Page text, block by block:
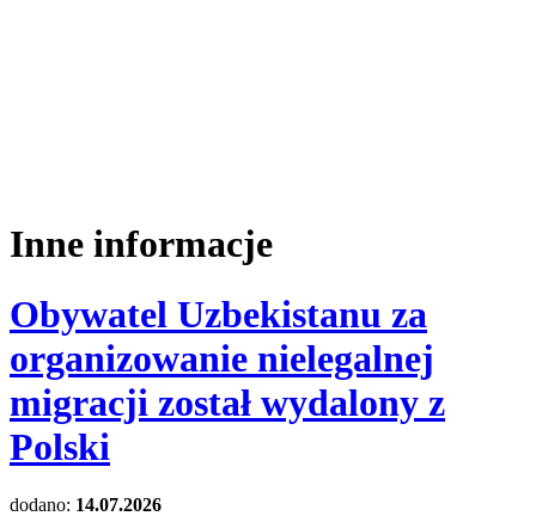
Inne informacje
Obywatel Uzbekistanu za
organizowanie nielegalnej
migracji został wydalony z
Polski
dodano: 14.07.2026